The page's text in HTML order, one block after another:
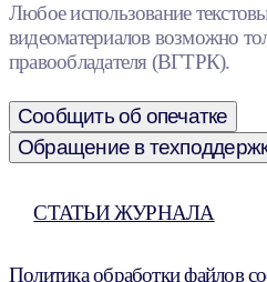
Любое использование
видеоматериалов возможно
правообладателя (ВГТРК).
Сообщить об опечатке
Обращение в
СТАТЬИ ЖУРНАЛА
Политика обработки файлов